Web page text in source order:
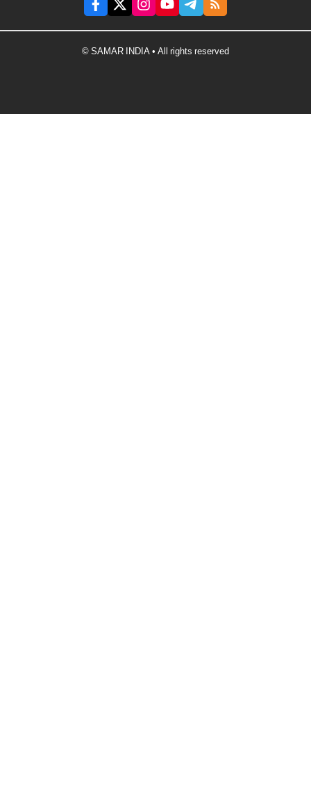
© SAMAR INDIA • All rights reserved